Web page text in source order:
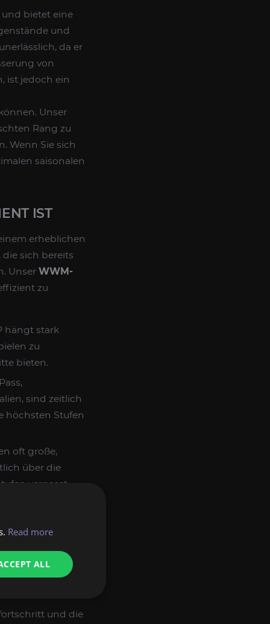
bietet eine
und
da er
von
ist jedoch ein
Unser
Rang zu
Wenn Sie sich
saisonalen
IST
erheblichen
sich bereits
Unser WWM-
zu
hängt stark
zu
bieten.
sind zeitlich
höchsten Stufen
oft große,
über die
verpasst,
wie
und die
Read more
ALL